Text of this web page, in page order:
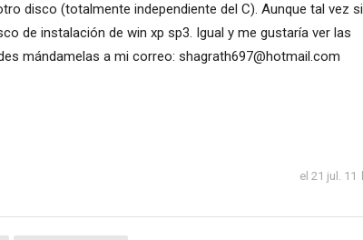
disco (totalmente independiente del C). Aunque tal vez si
de instalación de win xp sp3. Igual y me gustaría ver las
mándamelas a mi correo: shagrath697@hotmail.com
el 21 jul. 11